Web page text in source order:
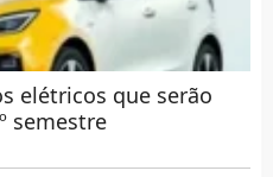
elétricos que serão
semestre